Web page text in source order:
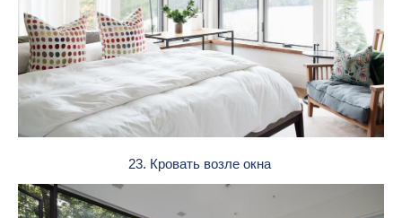
23. Кровать возле окна